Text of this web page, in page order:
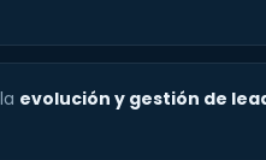
evolución y gestión de